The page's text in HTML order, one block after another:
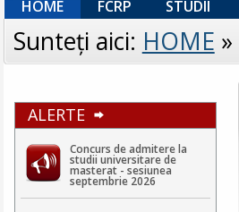
HOME FCRP STUDII
Sunteţi aici: HOME »
ALERTE
Concurs de admitere la
studii universitare de
masterat - sesiunea
septembrie 2026